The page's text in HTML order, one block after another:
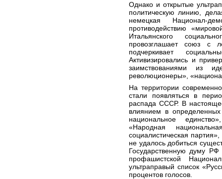
Однако и открытые
политическую линию,
немецкая Национал-
противодействию
Итальянского
провозглашает союз с
подчеркивает
Активизировались и
заимствованиями из
революционеры»,
На территории
стали появляться в
распада СССР. В
влиянием в определенных
национальное
«Народная
социалистическая
не удалось добиться
Государственную думу
профашистской
ультраправый список
процентов голосов.